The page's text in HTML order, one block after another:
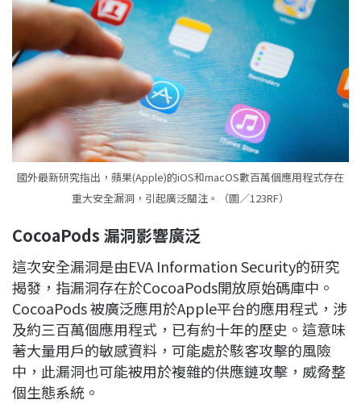
國外最新研究指出，蘋果(Apple)的iOS和macOS數百萬個應用程式存在
重大安全漏洞，引起廣泛關注。（圖／123RF）
CocoaPods 漏洞影響廣泛
這次安全漏洞是由EVA Information Security的研究
揭發，指漏洞存在於CocoaPods開放原始碼庫中。
CocoaPods 被廣泛應用於Apple平台的應用程式，涉
及約三百萬個應用程式，已有約十年的歷史。這意味
著大量用戶的敏感資料，可能處於駭客攻擊的風險
中，此漏洞也可能被用於複雜的供應鏈攻擊，威脅整
個生態系統。